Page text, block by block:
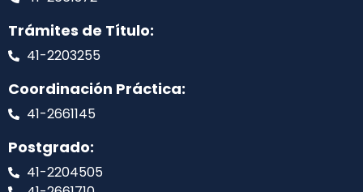
Trámites de Título:
41-2203255
Coordinación Práctica:
41-2661145
Postgrado:
41-2204505